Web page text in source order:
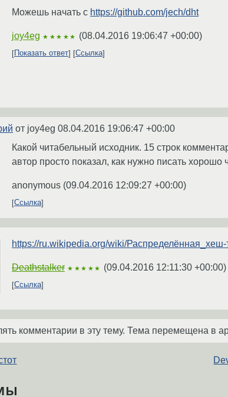
Можешь начать с https://github.com/jech/dht
joy4eg ★★★★★ (08.04.2016 19:06:47 +00:00)
Показать ответ Ссылка
от joy4eg 08.04.2016 19:06:47 +00:00
Какой читабельный исходник. 15 строк
автор просто показал, как нужно писать хорошо
anonymous (09.04.2016 12:09:27 +00:00)
Ссылка
https://ru.wikipedia.org/wiki/Распределённая_хеш-
Deathstalker ★★★★★ (09.04.2016 12:11:30 +00:00)
Ссылка
комментарии в эту тему. Тема перемещена в